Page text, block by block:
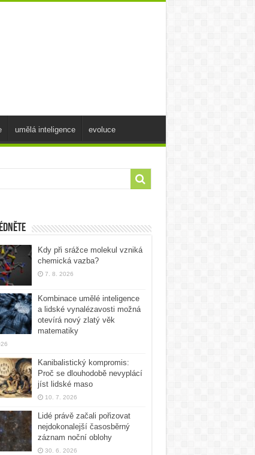
umělá inteligence evoluce
Kdy při srážce molekul vzniká
chemická vazba?
7. 8. 2026
Kombinace umělé inteligence
a lidské vynalézavosti možná
otevírá nový zlatý věk
matematiky
Kanibalistický kompromis:
Proč se dlouhodobě nevyplácí
jíst lidské maso
10. 7. 2026
Lidé právě začali pořizovat
nejdokonalejší časosběrný
záznam noční oblohy
30. 6. 2026